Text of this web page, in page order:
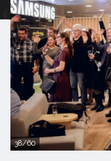
38/60